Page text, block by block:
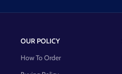
OUR POLICY
How To Order